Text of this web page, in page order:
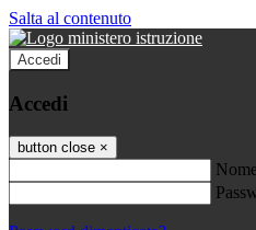
Salta al contenuto
Accedi
Accedi
button close ×